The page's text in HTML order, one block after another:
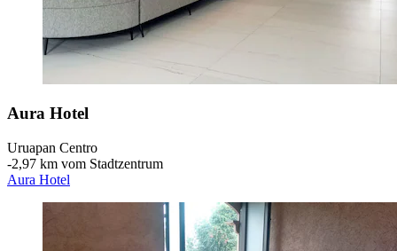
Aura Hotel
Uruapan Centro
‐2,97 km vom Stadtzentrum
Aura Hotel